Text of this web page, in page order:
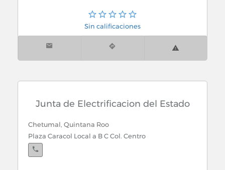
Sin calificaciones
Junta de Electrificacion del Estado
Chetumal, Quintana Roo
Plaza Caracol Local a B C Col. Centro